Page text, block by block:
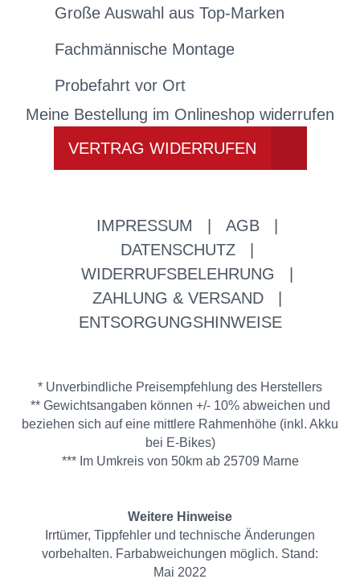
Große Auswahl aus Top-Marken
Fachmännische Montage
Probefahrt vor Ort
Meine Bestellung im Onlineshop widerrufen
VERTRAG WIDERRUFEN
IMPRESSUM AGB
DATENSCHUTZ
WIDERRUFSBELEHRUNG
ZAHLUNG & VERSAND
ENTSORGUNGSHINWEISE
* Unverbindliche Preisempfehlung des Herstellers
** Gewichtsangaben können +/- 10% abweichen und
beziehen sich auf eine mittlere Rahmenhöhe (inkl. Akku
bei E-Bikes)
*** Im Umkreis von 50km ab 25709 Marne
Weitere Hinweise
Irrtümer, Tippfehler und technische Änderungen
vorbehalten. Farbabweichungen möglich. Stand:
Mai 2022